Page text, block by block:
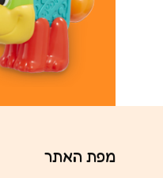
מפת האתר